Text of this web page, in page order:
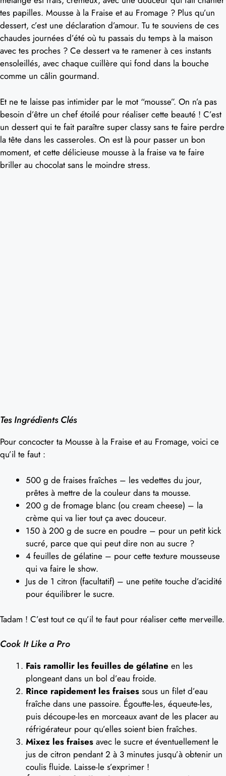
tes papilles. Mousse à la Fraise et au Fromage ? Plus qu’un
dessert, c’est une déclaration d’amour. Tu te souviens de ces
chaudes journées d’été où tu passais du temps à la maison
avec tes proches ? Ce dessert va te ramener à ces instants
ensoleillés, avec chaque cuillère qui fond dans la bouche
comme un câlin gourmand.
Et ne te laisse pas intimider par le mot “mousse”. On n’a pas
besoin d’être un chef étoilé pour réaliser cette beauté ! C’est
un dessert qui te fait paraître super classy sans te faire perdre
la tête dans les casseroles. On est là pour passer un bon
moment, et cette délicieuse mousse à la fraise va te faire
briller au chocolat sans le moindre stress.
Tes Ingrédients Clés
Pour concocter ta Mousse à la Fraise et au Fromage, voici ce
qu’il te faut :
500 g de fraises fraîches – les vedettes du jour,
prêtes à mettre de la couleur dans ta mousse.
200 g de fromage blanc (ou cream cheese) – la
crème qui va lier tout ça avec douceur.
150 à 200 g de sucre en poudre – pour un petit kick
sucré, parce que qui peut dire non au sucre ?
4 feuilles de gélatine – pour cette texture mousseuse
qui va faire le show.
Jus de 1 citron (facultatif) – une petite touche d’acidité
pour équilibrer le sucre.
Tadam ! C’est tout ce qu’il te faut pour réaliser cette merveille.
Cook It Like a Pro
Fais ramollir les feuilles de gélatine en les
plongeant dans un bol d’eau froide.
Rince rapidement les fraises sous un filet d’eau
fraîche dans une passoire. Égoutte-les, équeute-les,
puis découpe-les en morceaux avant de les placer au
réfrigérateur pour qu’elles soient bien fraîches.
Mixez les fraises avec le sucre et éventuellement le
jus de citron pendant 2 à 3 minutes jusqu’à obtenir un
coulis fluide. Laisse-le s’exprimer !